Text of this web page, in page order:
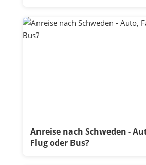
Anreise nach Schweden -
Flug oder Bus?